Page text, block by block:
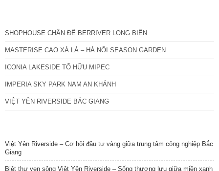
SHOPHOUSE CHÂN ĐẾ BERRIVER LONG BIÊN
MASTERISE CAO XÀ LÁ – HÀ NỘI SEASON GARDEN
ICONIA LAKESIDE TỐ HỮU MIPEC
IMPERIA SKY PARK NAM AN KHÁNH
VIỆT YÊN RIVERSIDE BẮC GIANG
Việt Yên Riverside – Cơ hội đầu tư vàng giữa trung tâm công nghiệp Bắc
Giang
Biệt thự ven sông Việt Yên Riverside – Sống thượng lưu giữa miền xanh